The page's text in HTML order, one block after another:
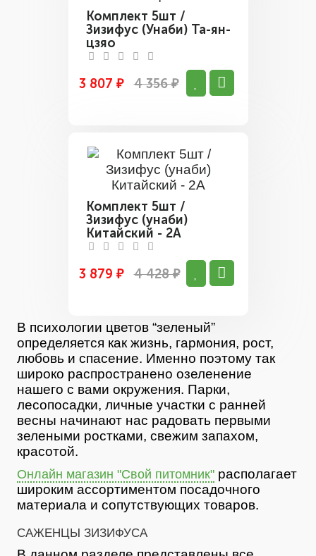
Комплект 5шт /
Зизифус (Унаби) Та-ян-
цзяо
3 807 ₽ 4 356 ₽
Комплект 5шт /
Зизифус (унаби)
Китайский - 2А
3 879 ₽ 4 428 ₽
В психологии цветов “зеленый”
определяется как жизнь, гармония, рост,
любовь и спасение. Именно поэтому так
широко распространено озеленение
нашего с вами окружения. Парки,
лесопосадки, личные участки с ранней
весны начинают нас радовать первыми
зелеными ростками, свежим запахом,
красотой.
Онлайн магазин "Свой питомник" располагает
широким ассортиментом посадочного
материала и сопутствующих товаров.
САЖЕНЦЫ ЗИЗИФУСА